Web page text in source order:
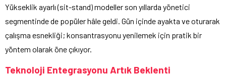
Yükseklik ayarlı (sit-stand) modeller son yıllarda yönetici
segmentinde de popüler hâle geldi. Gün içinde ayakta ve oturarak
çalışma esnekliği; konsantrasyonu yenilemek için pratik bir
yöntem olarak öne çıkıyor.
Teknoloji Entegrasyonu Artık Beklenti